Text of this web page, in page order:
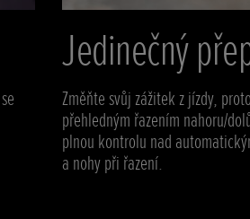
Jedinečný
Změňte svůj zážitek z jízdy,
přehledným řazením nahoru/
plnou kontrolu nad
a nohy při řazení.